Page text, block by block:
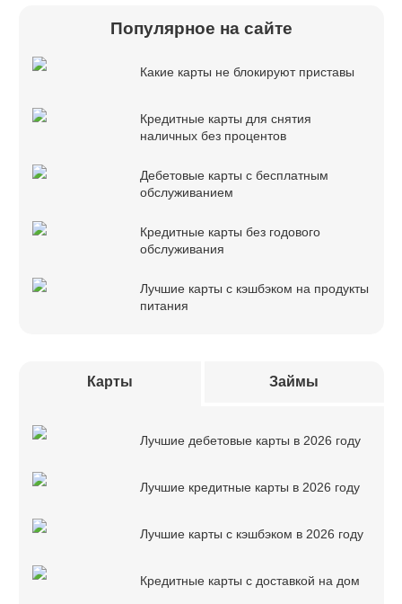
Популярное на сайте
Какие карты не блокируют приставы
Кредитные карты для снятия
наличных без процентов
Дебетовые карты с бесплатным
обслуживанием
Кредитные карты без годового
обслуживания
Лучшие карты с кэшбэком на продукты
питания
Карты Займы
Лучшие дебетовые карты в 2026 году
Лучшие кредитные карты в 2026 году
Лучшие карты с кэшбэком в 2026 году
Кредитные карты с доставкой на дом